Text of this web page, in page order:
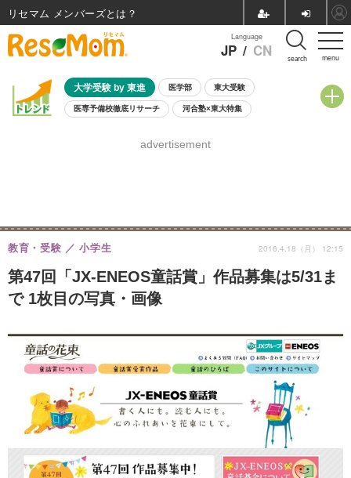
menu
Language
JP / CN search
大学受験 by 東進 医学部 東大受験
医専予備校徹底リサーチ 河合塾×東大特集
8月開催学校説明会・相談会
advertisement
第47回「JX-ENEOS童話賞」作品募集は5/31ま
で 1枚目の写真・画像
教育・受験 小学生 2016.4.18（月） 12:15
リセマム メンバーズ